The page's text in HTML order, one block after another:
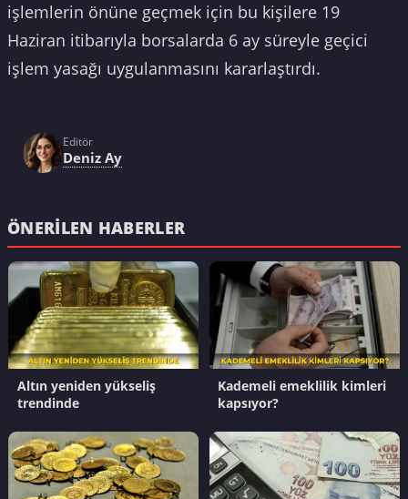
işlemlerin önüne geçmek için bu kişilere 19
Haziran itibarıyla borsalarda 6 ay süreyle geçici
işlem yasağı uygulanmasını kararlaştırdı.
Editör
Deniz Ay
ÖNERILEN HABERLER
Altın yeniden yükseliş
trendinde
Kademeli emeklilik kimleri
kapsıyor?